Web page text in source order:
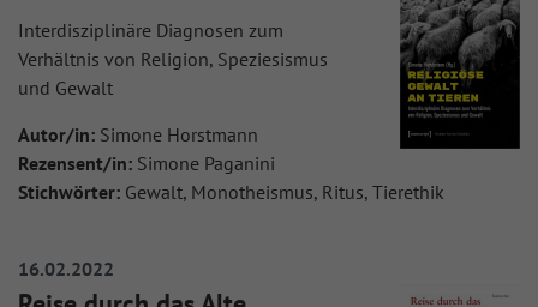
Interdisziplinäre Diagnosen zum
Verhältnis von Religion, Speziesismus
und Gewalt
Autor/in: Simone Horstmann
Rezensent/in: Simone Paganini
Stichwörter: Gewalt, Monotheismus, Ritus, Tierethik
16.02.2022